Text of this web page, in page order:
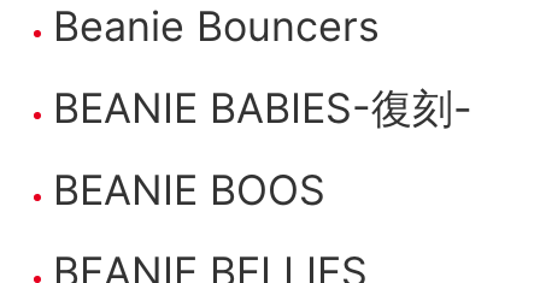
Beanie Bouncers
BEANIE BABIES-復刻-
BEANIE BOOS
BEANIE BELLIES